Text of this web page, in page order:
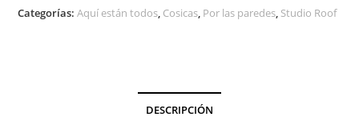
STUDIO
Categorías:Aquí están todos Cosicas Por las paredes Studio Roof
DESCRIPCIÓN